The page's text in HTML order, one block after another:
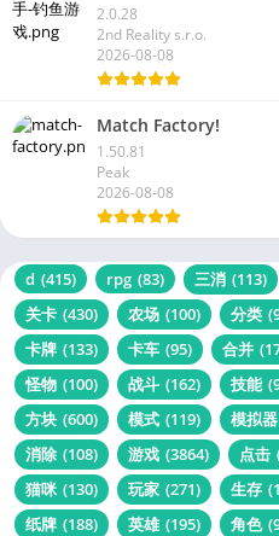
2.0.28
2nd Reality s.r.o.
2026-08-08
Match Factory!
1.50.81
Peak
2026-08-08
d (415) rpg (83) 三消 (113)
关卡 (430) 农场 (100) 分类
卡牌 (133) 卡车 (95) 合并
怪物 (100) 战斗 (162) 技能
方块 (600) 模式 (119) 模拟器
消除 (108) 游戏 (3864) 点击
猫咪 (130) 玩家 (271) 生存
纸牌 (188) 英雄 (195) 角色